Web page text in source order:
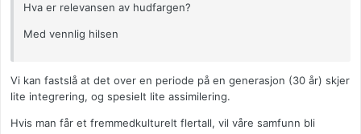
Hva er relevansen av hudfargen?
Med vennlig hilsen
Vi kan fastslå at det over en periode på en generasjon (30 år) skjer
lite integrering, og spesielt lite assimilering.
Hvis man får et fremmedkulturelt flertall, vil våre samfunn bli